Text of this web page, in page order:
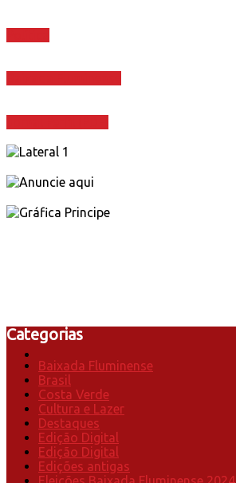
Categorias
Baixada Fluminense
Brasil
Costa Verde
Cultura e Lazer
Destaques
Edição Digital
Edição Digital
Edições antigas